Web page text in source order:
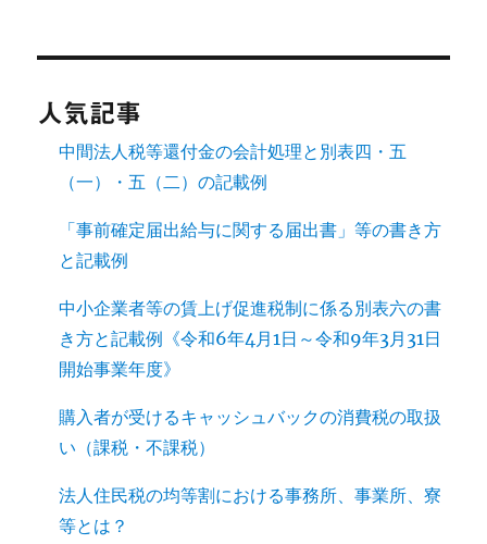
人気記事
中間法人税等還付金の会計処理と別表四・五
（一）・五（二）の記載例
「事前確定届出給与に関する届出書」等の書き方
と記載例
中小企業者等の賃上げ促進税制に係る別表六の書
き方と記載例《令和6年4月1日～令和9年3月31日
開始事業年度》
購入者が受けるキャッシュバックの消費税の取扱
い（課税・不課税）
法人住民税の均等割における事務所、事業所、寮
等とは？